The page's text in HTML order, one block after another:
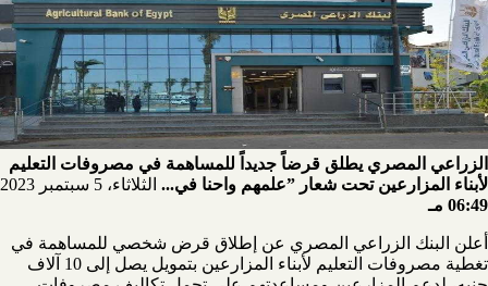
الزراعي المصري يطلق قرضاً جديداً للمساهمة في مصروفات التعليم
لأبناء المزارعين تحت شعار ”علمهم واحنا في... الثلاثاء، 5 سبتمبر 2023
06:49 مـ
أعلن البنك الزراعي المصري عن إطلاق قرض شخصي للمساهمة في
تغطية مصروفات التعليم لأبناء المزارعين بتمويل يصل إلى 10 آلاف